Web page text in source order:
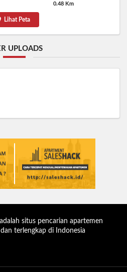
0.48 Km
Lihat Peta
UPLOADS
situs pencarian apartemen
terlengkap di Indonesia